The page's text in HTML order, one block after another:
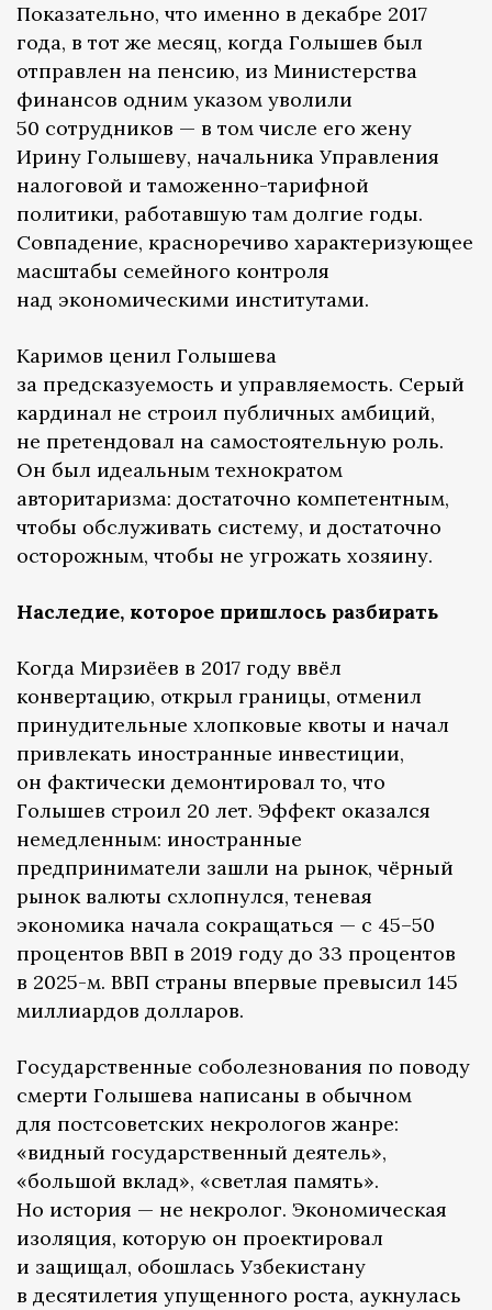
Показательно, что именно в декабре 2017
года, в тот же месяц, когда Голышев был
отправлен на пенсию, из Министерства
финансов одним указом уволили
50 сотрудников — в том числе его жену
Ирину Голышеву, начальника Управления
налоговой и таможенно-тарифной
политики, работавшую там долгие годы.
Совпадение, красноречиво характеризующее
масштабы семейного контроля
над экономическими институтами.
Каримов ценил Голышева
за предсказуемость и управляемость. Серый
кардинал не строил публичных амбиций,
не претендовал на самостоятельную роль.
Он был идеальным технократом
авторитаризма: достаточно компетентным,
чтобы обслуживать систему, и достаточно
осторожным, чтобы не угрожать хозяину.
Наследие, которое пришлось разбирать
Когда Мирзиёев в 2017 году ввёл
конвертацию, открыл границы, отменил
принудительные хлопковые квоты и начал
привлекать иностранные инвестиции,
он фактически демонтировал то, что
Голышев строил 20 лет. Эффект оказался
немедленным: иностранные
предприниматели зашли на рынок, чёрный
рынок валюты схлопнулся, теневая
экономика начала сокращаться — с 45–50
процентов ВВП в 2019 году до 33 процентов
в 2025-м. ВВП страны впервые превысил 145
миллиардов долларов.
Государственные соболезнования по поводу
смерти Голышева написаны в обычном
для постсоветских некрологов жанре:
«видный государственный деятель»,
«большой вклад», «светлая память».
Но история — не некролог. Экономическая
изоляция, которую он проектировал
и защищал, обошлась Узбекистану
в десятилетия упущенного роста, аукнулась